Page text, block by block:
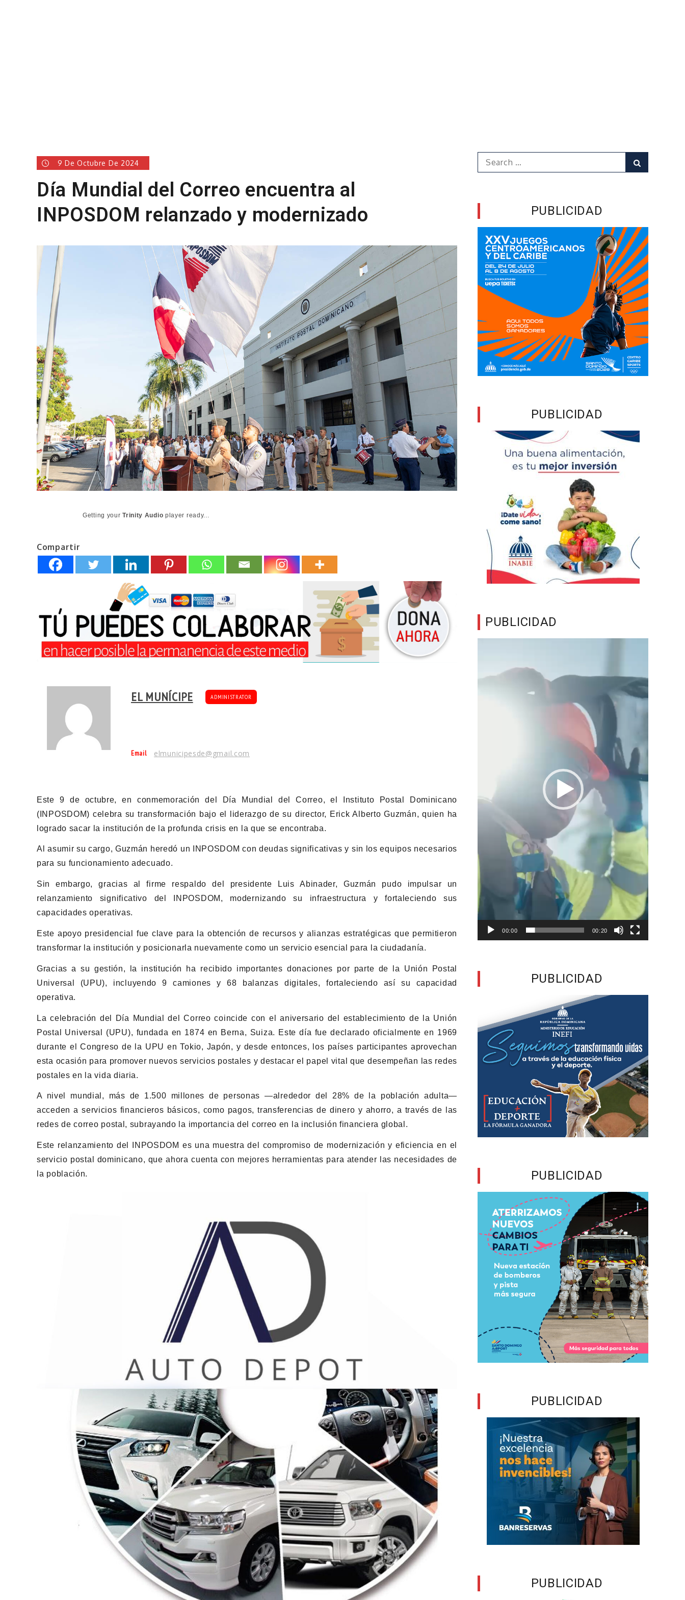
9 De Octubre De 2024
Día Mundial del Correo encuentra al
INPOSDOM relanzado y modernizado
Getting yourTrinity Audio player ready...
Compartir
EL MUNÍCIPE ADMINISTRATOR
Email elmunicipesde@gmail.com
Este 9 de octubre, en conmemoración del Día Mundial del Correo, el Instituto Postal Dominicano
(INPOSDOM) celebra su transformación bajo el liderazgo de su director, Erick Alberto Guzmán, quien ha
logrado sacar la institución de la profunda crisis en la que se encontraba.
Al asumir su cargo, Guzmán heredó un INPOSDOM con deudas significativas y sin los equipos necesarios
para su funcionamiento adecuado.
Sin embargo, gracias al firme respaldo del presidente Luis Abinader, Guzmán pudo impulsar un
relanzamiento significativo del INPOSDOM, modernizando su infraestructura y fortaleciendo sus
capacidades operativas.
Este apoyo presidencial fue clave para la obtención de recursos y alianzas estratégicas que permitieron
transformar la institución y posicionarla nuevamente como un servicio esencial para la ciudadanía.
Gracias a su gestión, la institución ha recibido importantes donaciones por parte de la Unión Postal
Universal (UPU), incluyendo 9 camiones y 68 balanzas digitales, fortaleciendo así su capacidad
operativa.
La celebración del Día Mundial del Correo coincide con el aniversario del establecimiento de la Unión
Postal Universal (UPU), fundada en 1874 en Berna, Suiza. Este día fue declarado oficialmente en 1969
durante el Congreso de la UPU en Tokio, Japón, y desde entonces, los países participantes aprovechan
esta ocasión para promover nuevos servicios postales y destacar el papel vital que desempeñan las redes
postales en la vida diaria.
A nivel mundial, más de 1.500 millones de personas —alrededor del 28% de la población adulta—
acceden a servicios financieros básicos, como pagos, transferencias de dinero y ahorro, a través de las
redes de correo postal, subrayando la importancia del correo en la inclusión financiera global.
Este relanzamiento del INPOSDOM es una muestra del compromiso de modernización y eficiencia en el
servicio postal dominicano, que ahora cuenta con mejores herramientas para atender las necesidades de
la población.
Search
for:
PUBLICIDAD
PUBLICIDAD
PUBLICIDAD
00:00 00:20
PUBLICIDAD
PUBLICIDAD
PUBLICIDAD
PUBLICIDAD